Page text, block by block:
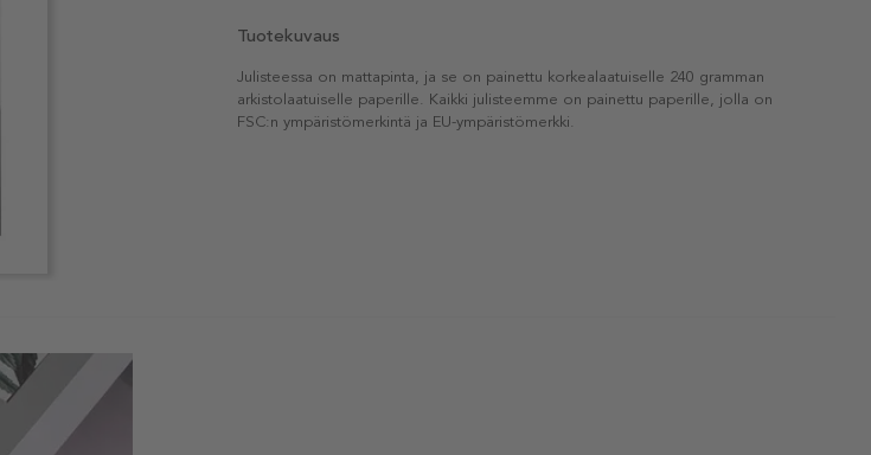
Tuotekuvaus
Julisteessa on mattapinta, ja se on painettu korkealaatuiselle 240 gramman
arkistolaatuiselle paperille. Kaikki julisteemme on painettu paperille, jolla on
FSC:n ympäristömerkintä ja EU-ympäristömerkki.